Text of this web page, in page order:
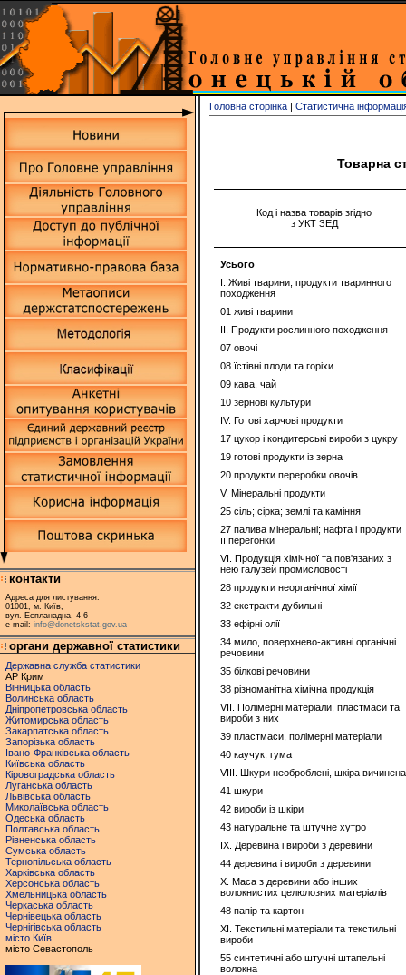
контакти
Адреса для листування:
01001, м. Київ,
вул. Еспланадна, 4-6
e-mail: info@donetskstat.gov.ua
органи державної статистики
Державна служба статистики
АР Крим
Вінницька область
Волинська область
Дніпропетровська область
Житомирська область
Закарпатська область
Запорізька область
Івано-Франківська область
Київська область
Кіровоградська область
Луганська область
Львівська область
Миколаївська область
Одеська область
Полтавська область
Рівненська область
Сумська область
Тернопільська область
Харківська область
Херсонська область
Хмельницька область
Черкаська область
Чернівецька область
Чернігівська область
місто Київ
місто Севастополь
Головна сторінка | Статистична
Товарна
Код і назва товарів згідно
з УКТ ЗЕД
Усього
I. Живі тварини; продукти тваринного
походження
01 живі тварини
II. Продукти рослинного походження
07 овочі
08 їстівні плоди та горіхи
09 кава, чай
10 зернові культури
IV. Готові харчові продукти
17 цукор і кондитерські вироби з цукру
19 готові продукти із зерна
20 продукти переробки овочів
V. Мінеральні продукти
25 сіль; сірка; землі та каміння
27 палива мінеральні; нафта і продукти
її перегонки
VI. Продукція хімічної та пов'язаних з
нею галузей промисловості
28 продукти неорганічної хімії
32 екстракти дубильні
33 ефірні олії
34 мило, поверхнево-активні органічні
речовини
35 білкові речовини
38 різноманітна хімічна продукція
VII. Полімерні матеріали, пластмаси та
вироби з них
39 пластмаси, полімерні матеріали
40 каучук, гума
VIII. Шкури необроблені, шкіра вичинена
41 шкури
42 вироби із шкіри
43 натуральне та штучне хутро
IX. Деревина і вироби з деревини
44 деревина і вироби з деревини
X. Маса з деревини або інших
волокнистих целюлозних матеріалів
48 папір та картон
ХІ. Текстильні матеріали та текстильні
вироби
55 синтетичні або штучні штапельні
волокна